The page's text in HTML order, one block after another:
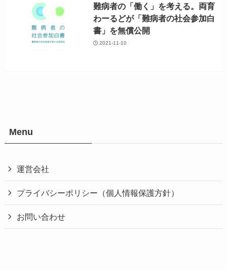
難病者の「働く」を考える。両育
わーるどが「難病者の社会参加白
書」を無償公開
2021-11-10
Menu
運営会社
プライバシーポリシー（個人情報保護方針）
お問い合わせ